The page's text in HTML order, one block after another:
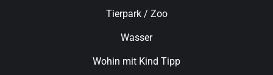
Tierpark / Zoo
Wasser
Wohin mit Kind Tipp